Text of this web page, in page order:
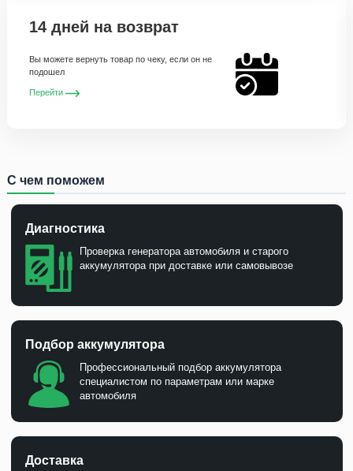
14 дней на возврат
Вы можете вернуть товар по чеку, если он не
подошел
Перейти
С чем поможем
Диагностика
Проверка генератора автомобиля и старого
аккумулятора при доставке или самовывозе
Подбор аккумулятора
Профессиональный подбор аккумулятора
специалистом по параметрам или марке
автомобиля
Доставка